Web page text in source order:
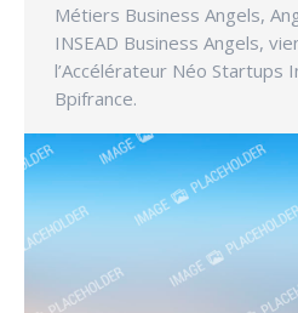
Métiers Business Angels,
INSEAD Business Angels,
l’Accélérateur Néo Startups
Bpifrance.